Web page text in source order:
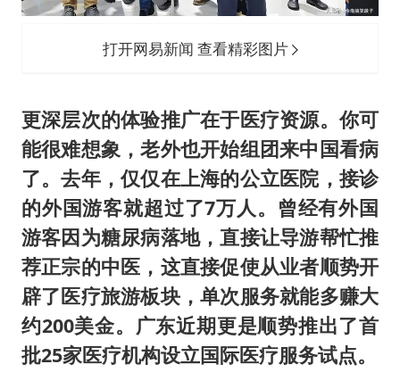
打开网易新闻 查看精彩图片
更深层次的体验推广在于医疗资源。你可
能很难想象，老外也开始组团来中国看病
了。去年，仅仅在上海的公立医院，接诊
的外国游客就超过了7万人。曾经有外国
游客因为糖尿病落地，直接让导游帮忙推
荐正宗的中医，这直接促使从业者顺势开
辟了医疗旅游板块，单次服务就能多赚大
约200美金。广东近期更是顺势推出了首
批25家医疗机构设立国际医疗服务试点。